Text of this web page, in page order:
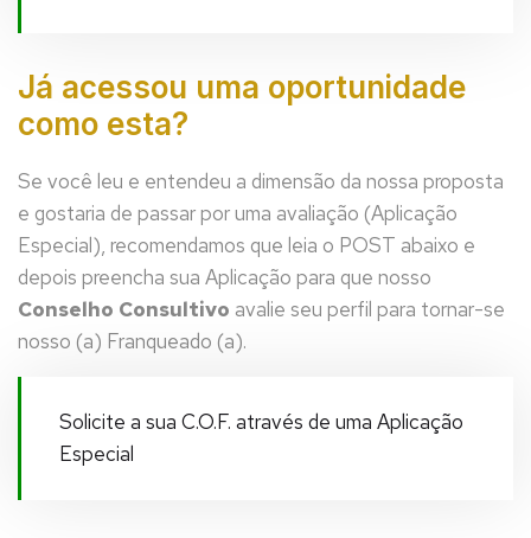
Já acessou uma oportunidade
como esta?
Se você leu e entendeu a dimensão da nossa proposta
e gostaria de passar por uma avaliação (Aplicação
Especial), recomendamos que leia o POST abaixo e
depois preencha sua Aplicação para que nosso
Conselho Consultivo avalie seu perfil para tornar-se
nosso (a) Franqueado (a).
Solicite a sua C.O.F. através de uma Aplicação
Especial